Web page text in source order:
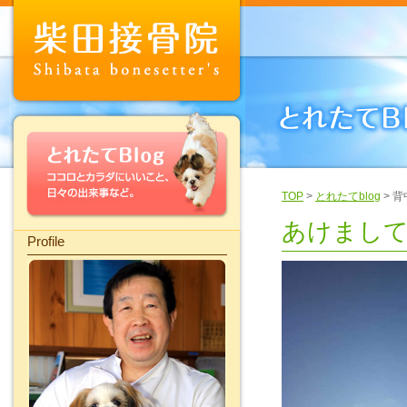
Profile
TOP > とれたてblog > 背
あけまし